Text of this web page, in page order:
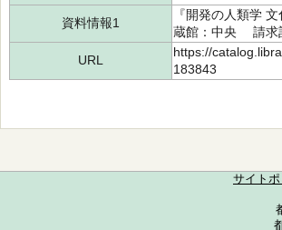
資料情報1
『開発の人類学
蔵館：中央 請求
URL
https://
183843
サイト